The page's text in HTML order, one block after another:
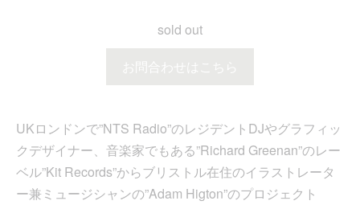
sold out
お問合わせはこちら
UKロンドンで”NTS Radio”のレジデントDJやグラフィッ
クデザイナー、音楽家でもある”Richard Greenan”のレー
ベル”Kit Records”からブリストル在住のイラストレータ
ー兼ミュージシャンの”Adam Higton”のプロジェクト